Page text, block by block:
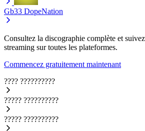
Gb33 DopeNation
Consultez la discographie complète et
streaming sur toutes les plateformes.
Commencez gratuitement maintenant
???? ??????????
????? ??????????
????? ??????????